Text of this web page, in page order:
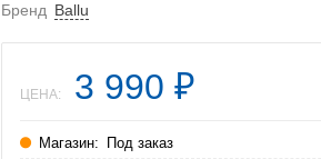
Бренд Ballu
ЦЕНА: 3 990 ₽
Магазин:
Под заказ